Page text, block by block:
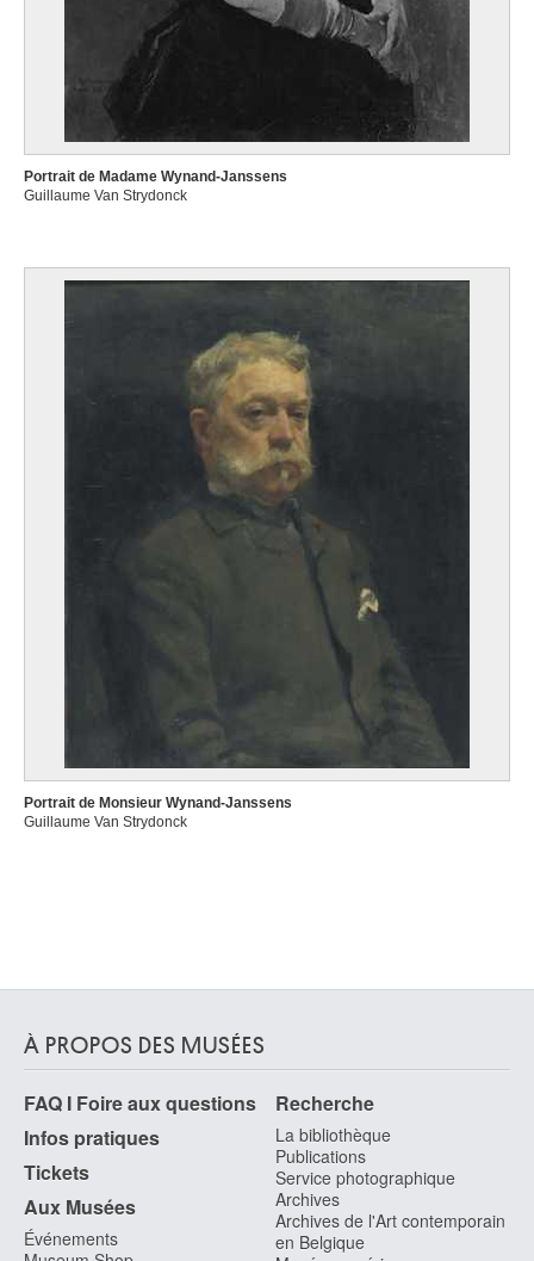
Portrait de Madame Wynand-Janssens
Guillaume Van Strydonck
Portrait de Monsieur Wynand-Janssens
Guillaume Van Strydonck
À PROPOS DES MUSÉES
FAQ I Foire aux questions
Infos pratiques
Tickets
Aux Musées
Événements
Recherche
La bibliothèque
Publications
Service photographique
Archives
Archives de l'Art contemporain
en Belgique